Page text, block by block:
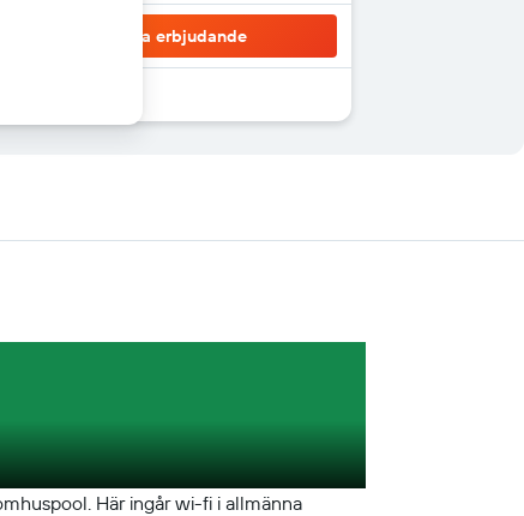
Visa erbjudande
Här ingår wi-fi i allmänna